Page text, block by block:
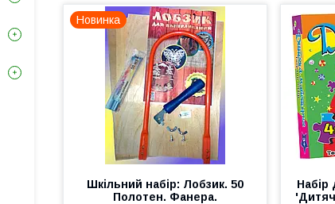
Новинка
Шкільний набір: Лобзик. 50
Полотен. Фанера.
Набір